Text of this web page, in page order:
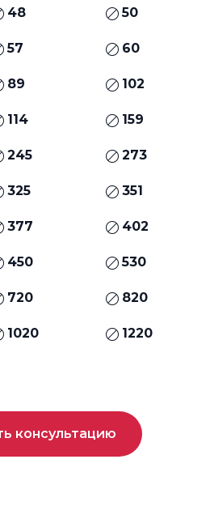
48 50
57 60
89 102
114 159
245 273
325 351
377 402
450 530
720 820
1020 1220
консультацию